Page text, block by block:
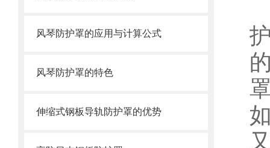
风琴防护罩的应用与计算公式
风琴防护罩的特色
伸缩式钢板导轨防护罩的优势